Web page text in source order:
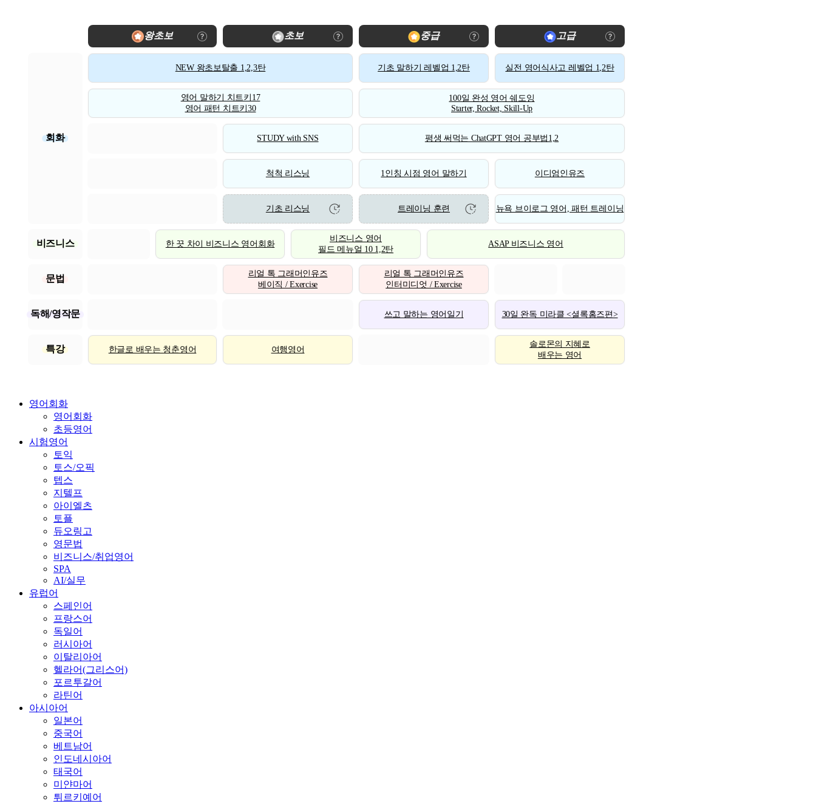
왕초보 초보 중급 고급
회화
NEW 왕초보탈출 1,2,3탄 기초 말하기 레벨업 1,2탄 실전 영어식사고 레벨업 1,2탄
영어 말하기 치트키17
영어 패턴 치트키30
100일 완성 영어 쉐도잉
Starter, Rocket, Skill-Up
STUDY with SNS 평생 써먹는 ChatGPT 영어 공부법1,2
척척 리스닝 1인칭 시점 영어 말하기 이디엄인유즈
기초 리스닝 트레이닝 훈련 뉴욕 브이로그 영어, 패턴 트레이닝
비즈니스 한 끗 차이 비즈니스 영어회화
비즈니스 영어
필드 메뉴얼 10 1,2탄
ASAP 비즈니스 영어
문법
리얼 톡 그래머인유즈
베이직 / Exercise
리얼 톡 그래머인유즈
인터미디엇 / Exercise
독해/영작문 쓰고 말하는 영어일기 30일 완독 미라클 <셜록홈즈편>
특강 한글로 배우는 청춘영어 여행영어
솔로몬의 지혜로
배우는 영어
영어회화
영어회화
초등영어
시험영어
토익
토스/오픽
텝스
지텔프
아이엘츠
토플
듀오링고
영문법
비즈니스/취업영어
SPA
AI/실무
유럽어
스페인어
프랑스어
독일어
러시아어
이탈리아어
헬라어(그리스어)
포르투갈어
라틴어
아시아어
일본어
중국어
베트남어
인도네시아어
태국어
미얀마어
튀르키예어